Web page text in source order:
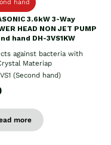
hand
3.6kW 3-Way
HEAD NON JET PUMP
hand DH-3VS1KW
against bacteria with
Materiap
(Second hand)
more